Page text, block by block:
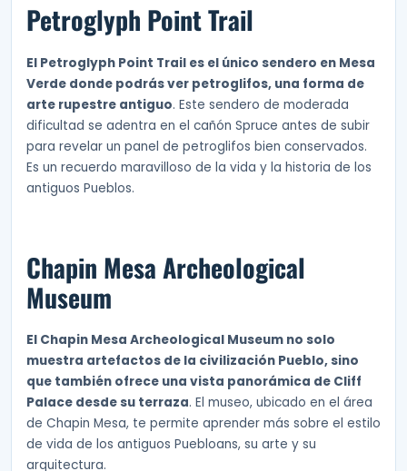
Petroglyph Point Trail
El Petroglyph Point Trail es el único sendero en Mesa
Verde donde podrás ver petroglifos, una forma de
arte rupestre antiguo. Este sendero de moderada
dificultad se adentra en el cañón Spruce antes de subir
para revelar un panel de petroglifos bien conservados.
Es un recuerdo maravilloso de la vida y la historia de los
antiguos Pueblos.
Chapin Mesa Archeological
Museum
El Chapin Mesa Archeological Museum no solo
muestra artefactos de la civilización Pueblo, sino
que también ofrece una vista panorámica de Cliff
Palace desde su terraza. El museo, ubicado en el área
de Chapin Mesa, te permite aprender más sobre el estilo
de vida de los antiguos Puebloans, su arte y su
arquitectura.